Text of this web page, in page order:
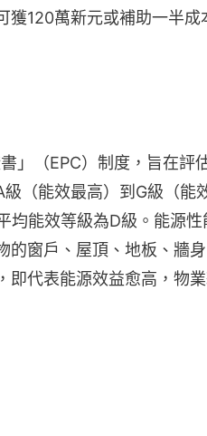
獲120萬新元或補助一半成
」（EPC）制度，旨在評
（能效最高）到G級（能
均能效等級為D級。能源性
的窗戶、屋頂、地板、牆
即代表能源效益愈高，物